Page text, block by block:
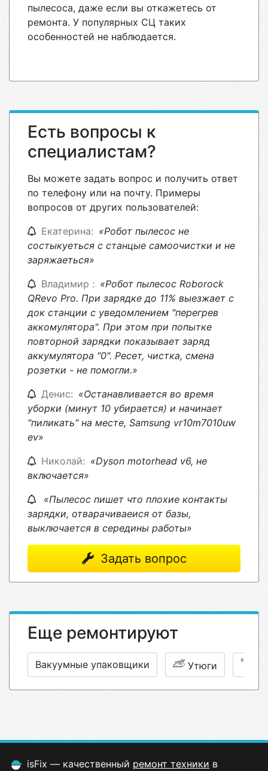
пылесоса, даже если вы откажетесь от
ремонта. У популярных СЦ таких
особенностей не наблюдается.
Есть вопросы к
специалистам?
Вы можете задать вопрос и получить ответ
по телефону или на почту. Примеры
вопросов от других пользователей:
Екатерина: «Робот пылесос не
состыкуеться с станцые самоочистки и не
заряжаеться»
Владимир : «Робот пылесос Roborock
QRevo Pro. При зарядке до 11% выезжает с
док станции с уведомлением "перегрев
аккомулятора". При этом при попытке
повторной зарядки показывает заряд
аккумулятора "0". Ресет, чистка, смена
розетки - не помогли.»
Денис: «Останавливается во время
уборки (минут 10 убирается) и начинает
"пиликать" на месте, Samsung vr10m7010uw
ev»
Николай: «Dyson motorhead v6, не
включается»
«Пылесос пишет что плохие контакты
зарядки, отварачиваеися от базы,
выключается в середины работы»
Задать вопрос
Еще ремонтируют
Вакуумные упаковщики Утюги
isFix — качественный ремонт техники в